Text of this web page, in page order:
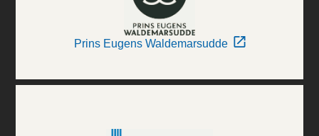
Prins Eugens Waldemarsudde